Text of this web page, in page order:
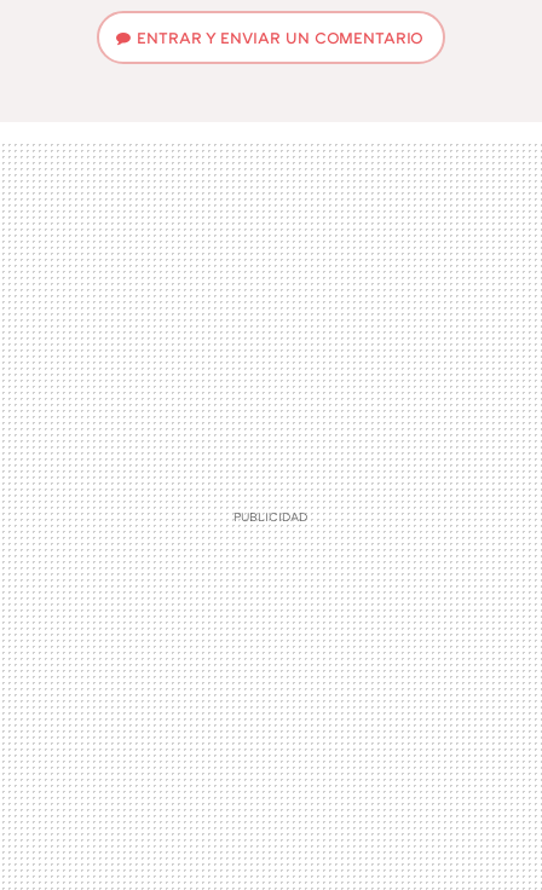
ENTRAR Y ENVIAR UN COMENTARIO